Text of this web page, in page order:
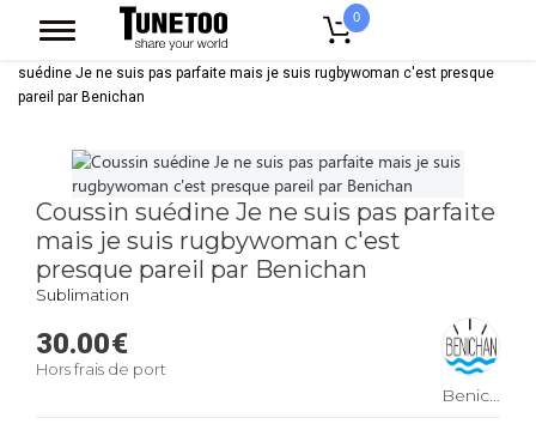
0
Linge De Maison Coussin Suedine
suédine Je ne suis pas parfaite mais je suis rugbywoman c'est presque
pareil par Benichan
Coussin suédine Je ne suis pas parfaite
mais je suis rugbywoman c'est
presque pareil par Benichan
Sublimation
30.00€
Hors frais de port
Benichan